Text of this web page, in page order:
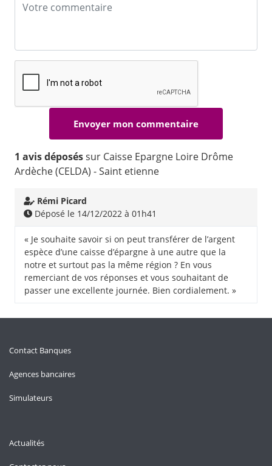
1 avis déposéssur Caisse Epargne Loire Drôme
Ardèche (CELDA) - Saint etienne
Rémi Picard
Déposé le 14/12/2022 à 01h41
« Je souhaite savoir si on peut transférer de l’argent
espèce d’une caisse d’épargne à une autre que la
notre et surtout pas la même région ? En vous
remerciant de vos réponses et vous souhaitant de
passer une excellente journée. Bien cordialement. »
Contact Banques
Agences bancaires
Simulateurs
Actualités